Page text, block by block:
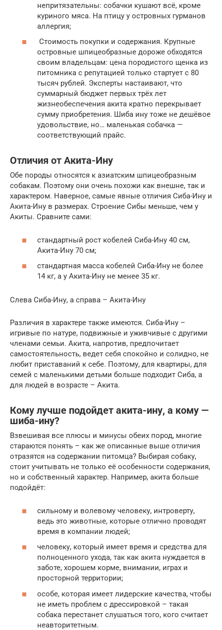
непритязательны: собачки кушают всё, кроме
куриного мяса. На птицу у островных гурманов
аллергия;
Стоимость покупки и содержания. Крупные
островные шпицеобразные дороже обходятся
своим владельцам: цена породистого щенка из
питомника с репутацией только стартует с 80
тысяч рублей. Эксперты настаивают, что
суммарный бюджет первых трёх лет
жизнеобеспечения акита кратно перекрывает
сумму приобретения. Шиба ину тоже не дешёвое
удовольствие, но… маленькая собачка —
соответствующий прайс.
Отличия от Акита-Ину
Обе породы относятся к азиатским шпицеобразным
собакам. Поэтому они очень похожи как внешне, так и
характером. Наверное, самые явные отличия Сиба-Ину и
Акита-Ину в размерах. Строение Сибы меньше, чем у
Акиты. Сравните сами:
стандартный рост кобелей Сиба-Ину 40 см,
Акита-Ину 70 см;
стандартная масса кобелей Сиба-Ину не более
14 кг, а у Акита-Ину не менее 35 кг.
Слева Сиба-Ину, а справа – Акита-Ину
Различия в характере также имеются. Сиба-Ину –
игривые по натуре, подвижные и уживчивые с другими
членами семьи. Акита, напротив, предпочитает
самостоятельность, ведет себя спокойно и солидно, не
любит приставаний к себе. Поэтому, для квартиры, для
семей с маленькими детьми больше подходит Сиба, а
для людей в возрасте – Акита.
Кому лучше подойдет акита-ину, а кому —
шиба-ину?
Взвешивая все плюсы и минусы обеих пород, многие
стараются понять – как же описанные выше отличия
отразятся на содержании питомца? Выбирая собаку,
стоит учитывать не только её особенности содержания,
но и собственный характер. Например, акита больше
подойдёт:
сильному и волевому человеку, интроверту,
ведь это животные, которые отлично проводят
время в компании людей;
человеку, который имеет время и средства для
полноценного ухода, так как акита нуждается в
заботе, хорошем корме, внимании, играх и
просторной территории;
особе, которая имеет лидерские качества, чтобы
не иметь проблем с дрессировкой – такая
собака перестанет слушаться того, кого считает
неавторитетным.